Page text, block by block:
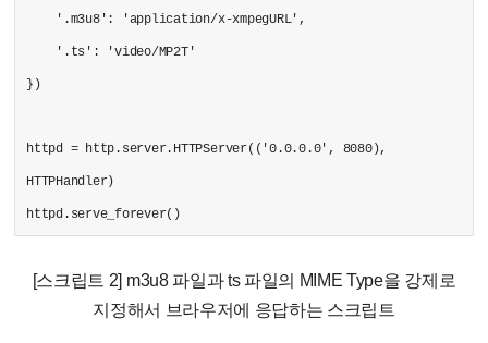
'.m3u8': 'application/x-xmpegURL',
'.ts': 'video/MP2T'
})
httpd = http.server.HTTPServer(('0.0.0.0', 8080),
HTTPHandler)
httpd.serve_forever()
[스크립트 2] m3u8 파일과 ts 파일의 MIME Type을 강제로
지정해서 브라우저에 응답하는 스크립트